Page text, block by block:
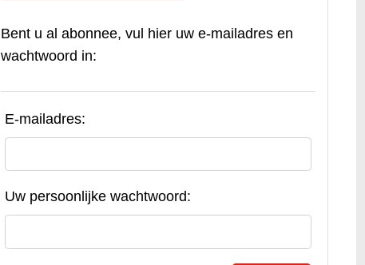
Bent u al abonnee, vul hier uw e-mailadres en
wachtwoord in:
E-mailadres:
Uw persoonlijke wachtwoord: